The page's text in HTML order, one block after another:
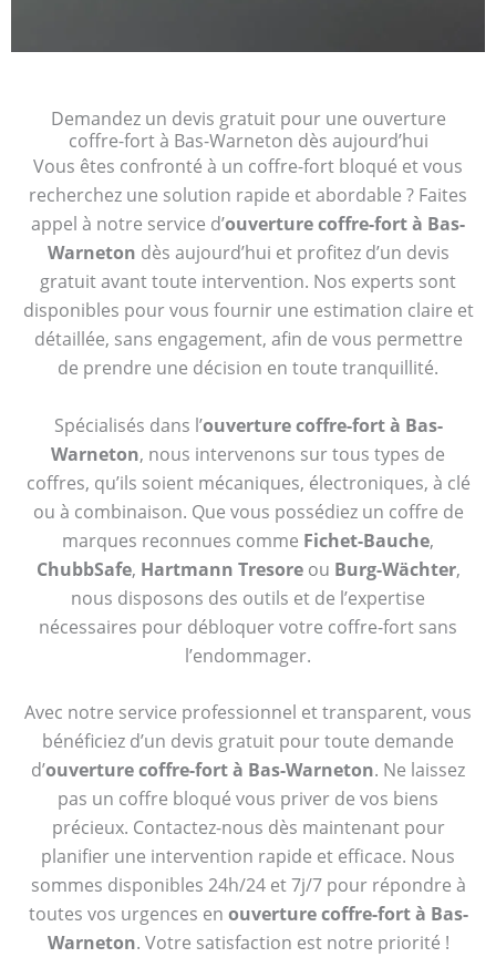
Demandez un devis gratuit pour une ouverture
coffre-fort à Bas-Warneton dès aujourd’hui
Vous êtes confronté à un coffre-fort bloqué et vous
recherchez une solution rapide et abordable ? Faites
appel à notre service d’ouverture coffre-fort à Bas-
Warneton dès aujourd’hui et profitez d’un devis
gratuit avant toute intervention. Nos experts sont
disponibles pour vous fournir une estimation claire et
détaillée, sans engagement, afin de vous permettre
de prendre une décision en toute tranquillité.
Spécialisés dans l’ouverture coffre-fort à Bas-
Warneton, nous intervenons sur tous types de
coffres, qu’ils soient mécaniques, électroniques, à clé
ou à combinaison. Que vous possédiez un coffre de
marques reconnues comme Fichet-Bauche,
ChubbSafe, Hartmann Tresoreou Burg-Wächter,
nous disposons des outils et de l’expertise
nécessaires pour débloquer votre coffre-fort sans
l’endommager.
Avec notre service professionnel et transparent, vous
bénéficiez d’un devis gratuit pour toute demande
d’ouverture coffre-fort à Bas-Warneton. Ne laissez
pas un coffre bloqué vous priver de vos biens
précieux. Contactez-nous dès maintenant pour
planifier une intervention rapide et efficace. Nous
sommes disponibles 24h/24 et 7j/7 pour répondre à
toutes vos urgences en ouverture coffre-fort à Bas-
Warneton. Votre satisfaction est notre priorité !